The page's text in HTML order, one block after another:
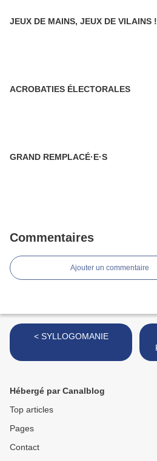
JEUX DE MAINS, JEUX DE VILAINS !
ACROBATIES ÉLECTORALES
GRAND REMPLACÉ·E·S
Commentaires
Ajouter un commentaire
< SYLLOGOMANIE
Hébergé par Canalblog
Top articles
Pages
Contact